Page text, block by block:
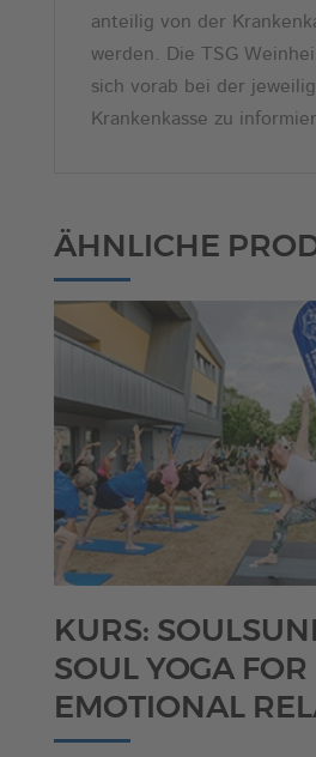
anteilig von der
werden. Die TSG
sich vorab bei der
Krankenkasse zu
ÄHNLICHE
KURS:
SOUL YOGA FOR
EMOTIONAL